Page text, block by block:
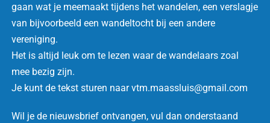
gaan wat je meemaakt tijdens het wandelen, een verslagje
van bijvoorbeeld een wandeltocht bij een andere
vereniging.
Het is altijd leuk om te lezen waar de wandelaars zoal
mee bezig zijn.
Je kunt de tekst sturen naar vtm.maassluis@gmail.com
Wil je de nieuwsbrief ontvangen, vul dan onderstaand